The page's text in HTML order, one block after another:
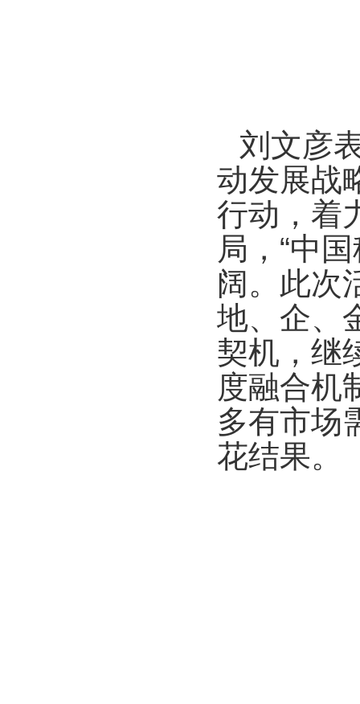
刘文彦
动发展战
行动，着
局，“中
阔。此次
地、企、
契机，继
度融合机
多有市场
花结果。